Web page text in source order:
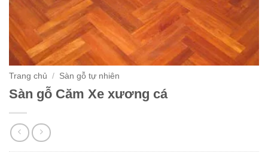
Trang chủ / Sàn gỗ tự nhiên
Sàn gỗ Căm Xe xương cá